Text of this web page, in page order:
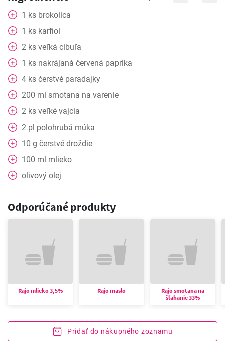
1 ks brokolica
1 ks karfiol
2 ks veľká cibuľa
1 ks nakrájaná červená paprika
4 ks čerstvé paradajky
200 ml smotana na varenie
2 ks veľké vajcia
2 pl polohrubá múka
10 g čerstvé droždie
100 ml mlieko
olivový olej
Odporúčané produkty
Rajo mlieko 3,5% Rajo maslo
Rajo smotana na
šľahanie 33%
Pridať do nákupného zoznamu